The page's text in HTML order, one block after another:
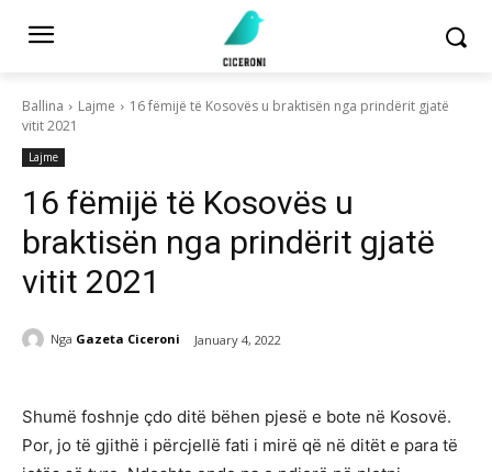
Ballina Lajme
16 fëmijë të Kosovës u braktisën nga prindërit gjatë
vitit 2021
Lajme
16 fëmijë të Kosovës u
braktisën nga prindërit gjatë
vitit 2021
Nga Gazeta Ciceroni January 4, 2022
Shumë foshnje çdo ditë bëhen pjesë e bote në Kosovë.
Por, jo të gjithë i përcjellë fati i mirë që në ditët e para të